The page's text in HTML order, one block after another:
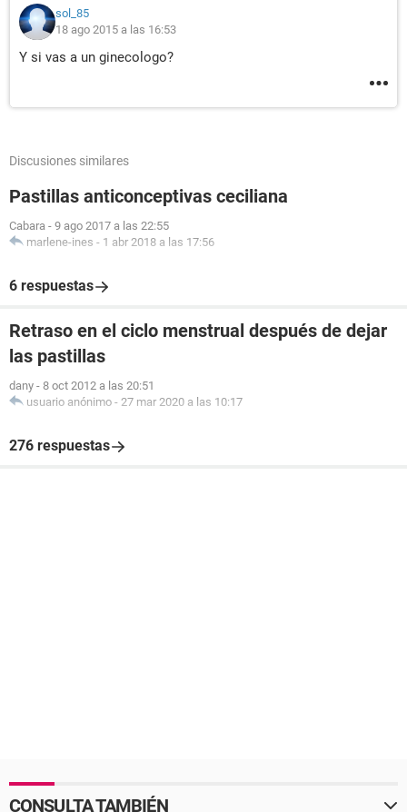
sol_85
18 ago 2015 a las 16:53
Y si vas a un ginecologo?
Discusiones similares
Pastillas anticonceptivas ceciliana
Cabara - 9 ago 2017 a las 22:55
marlene-ines - 1 abr 2018 a las 17:56
6 respuestas
Retraso en el ciclo menstrual después de dejar
las pastillas
dany - 8 oct 2012 a las 20:51
usuario anónimo - 27 mar 2020 a las 10:17
276 respuestas
CONSULTA TAMBIÉN